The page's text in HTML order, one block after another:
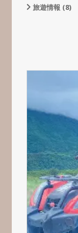
旅遊情報 (8)